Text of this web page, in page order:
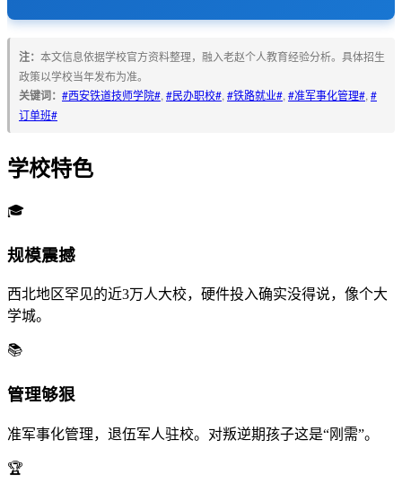
注： 本文信息依据学校官方资料整理，融入老赵个人教育经验分析。具体招生
政策以学校当年发布为准。
关键词： #西安铁道技师学院#, #民办职校#, #铁路就业#, #准军事化管理#, #
订单班#
学校特色
🎓
规模震撼
西北地区罕见的近3万人大校，硬件投入确实没得说，像个大
学城。
📚
管理够狠
准军事化管理，退伍军人驻校。对叛逆期孩子这是“刚需”。
🏆